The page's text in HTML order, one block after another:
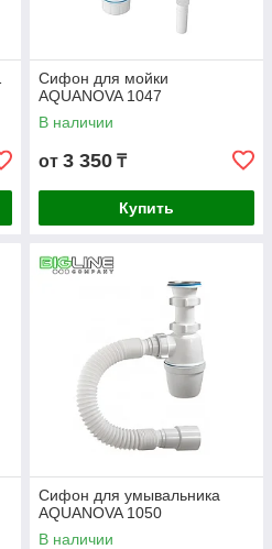
Сифон для мойки
AQUANOVA 1047
В наличии
от 3 350 ₸
Купить
Сифон для умывальника
AQUANOVA 1050
В наличии